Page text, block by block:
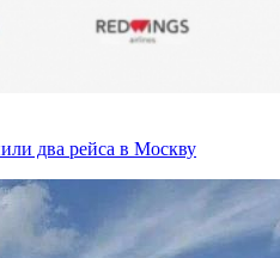
два рейса в Москву